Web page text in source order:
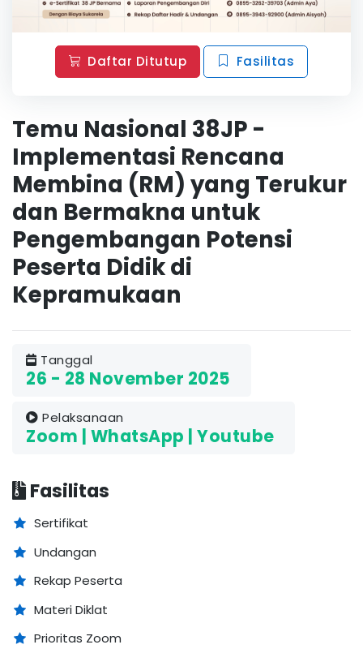
Daftar Ditutup Fasilitas
Temu Nasional 38JP -
Implementasi Rencana
Membina (RM) yang Terukur
dan Bermakna untuk
Pengembangan Potensi
Peserta Didik di
Kepramukaan
Tanggal
26 - 28 November 2025
Pelaksanaan
Zoom | WhatsApp | Youtube
Fasilitas
Sertifikat
Undangan
Rekap Peserta
Materi Diklat
Prioritas Zoom